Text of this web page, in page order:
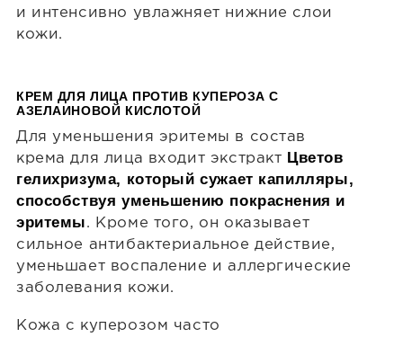
и интенсивно увлажняет нижние слои
кожи.
КРЕМ ДЛЯ ЛИЦА ПРОТИВ КУПЕРОЗА С
АЗЕЛАИНОВОЙ КИСЛОТОЙ
Для уменьшения эритемы в состав
крема для лица входит экстракт Цветов
гелихризума, который сужает капилляры,
способствуя уменьшению покраснения и
эритемы . Кроме того, он оказывает
сильное антибактериальное действие,
уменьшает воспаление и аллергические
заболевания кожи.
Кожа с куперозом часто